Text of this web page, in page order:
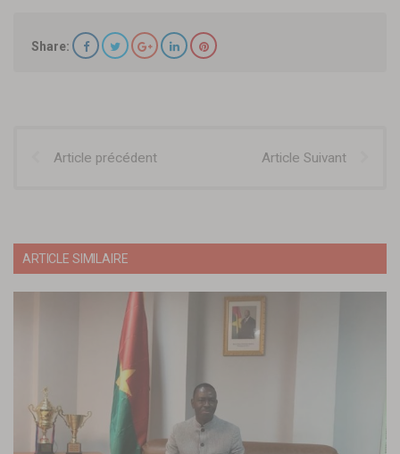
Share:
Article précédent Article Suivant
ARTICLE SIMILAIRE